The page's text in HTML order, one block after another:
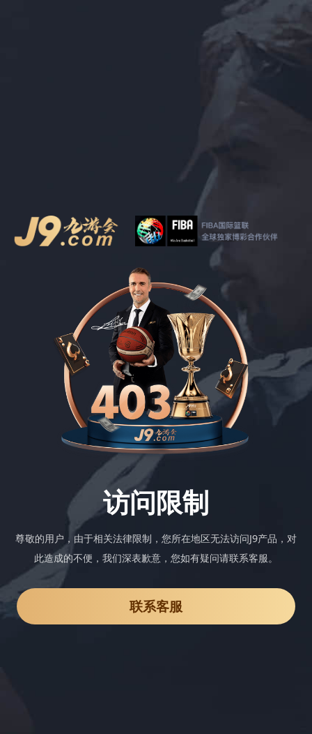
访问限制
尊敬的用户，由于相关法律限制，您所在地区无法访问J9产品，对
此造成的不便，我们深表歉意，您如有疑问请联系客服。
联系客服